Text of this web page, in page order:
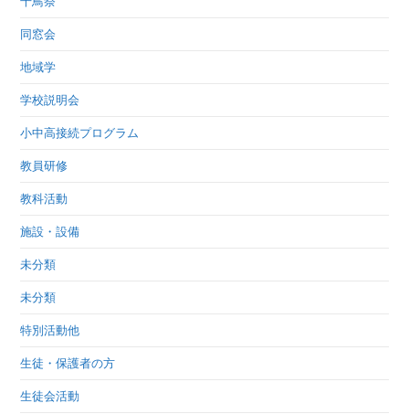
同窓会
地域学
学校説明会
小中高接続プログラム
教員研修
教科活動
施設・設備
未分類
未分類
特別活動他
生徒・保護者の方
生徒会活動